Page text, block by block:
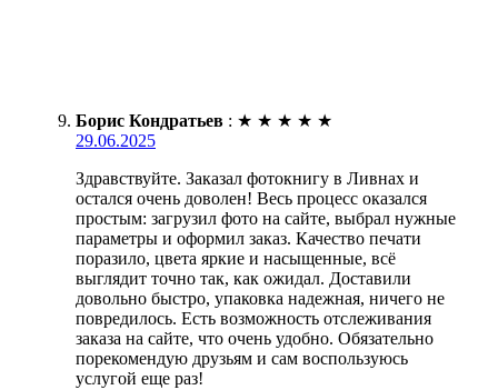
Борис Кондратьев : ★ ★ ★ ★ ★
29.06.2025
Здравствуйте. Заказал фотокнигу в Ливнах и
остался очень доволен! Весь процесс оказался
простым: загрузил фото на сайте, выбрал нужные
параметры и оформил заказ. Качество печати
поразило, цвета яркие и насыщенные, всё
выглядит точно так, как ожидал. Доставили
довольно быстро, упаковка надежная, ничего не
повредилось. Есть возможность отслеживания
заказа на сайте, что очень удобно. Обязательно
порекомендую друзьям и сам воспользуюсь
услугой еще раз!